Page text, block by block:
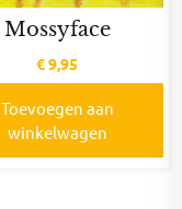
Mossyface
€9,95
Toevoegen aan
winkelwagen